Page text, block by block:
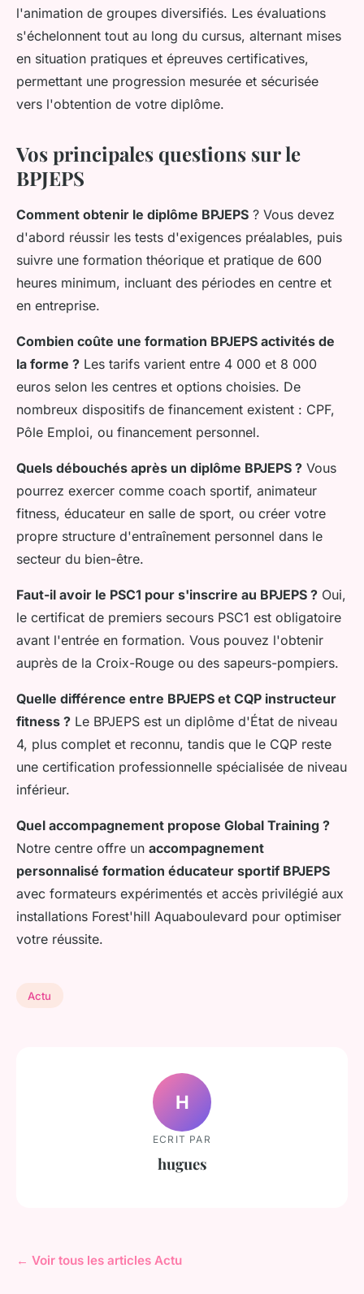
l'animation de groupes diversifiés. Les évaluations
s'échelonnent tout au long du cursus, alternant mises
en situation pratiques et épreuves certificatives,
permettant une progression mesurée et sécurisée
vers l'obtention de votre diplôme.
Vos principales questions sur le
BPJEPS
Comment obtenir le diplôme BPJEPS ? Vous devez
d'abord réussir les tests d'exigences préalables, puis
suivre une formation théorique et pratique de 600
heures minimum, incluant des périodes en centre et
en entreprise.
Combien coûte une formation BPJEPS activités de
la forme ? Les tarifs varient entre 4 000 et 8 000
euros selon les centres et options choisies. De
nombreux dispositifs de financement existent : CPF,
Pôle Emploi, ou financement personnel.
Quels débouchés après un diplôme BPJEPS ? Vous
pourrez exercer comme coach sportif, animateur
fitness, éducateur en salle de sport, ou créer votre
propre structure d'entraînement personnel dans le
secteur du bien-être.
Faut-il avoir le PSC1 pour s'inscrire au BPJEPS ? Oui,
le certificat de premiers secours PSC1 est obligatoire
avant l'entrée en formation. Vous pouvez l'obtenir
auprès de la Croix-Rouge ou des sapeurs-pompiers.
Quelle différence entre BPJEPS et CQP instructeur
fitness ? Le BPJEPS est un diplôme d'État de niveau
4, plus complet et reconnu, tandis que le CQP reste
une certification professionnelle spécialisée de niveau
inférieur.
Quel accompagnement propose Global Training ?
Notre centre offre un accompagnement
personnalisé formation éducateur sportif BPJEPS
avec formateurs expérimentés et accès privilégié aux
installations Forest'hill Aquaboulevard pour optimiser
votre réussite.
Actu
H
ECRIT PAR
hugues
← Voir tous les articles Actu